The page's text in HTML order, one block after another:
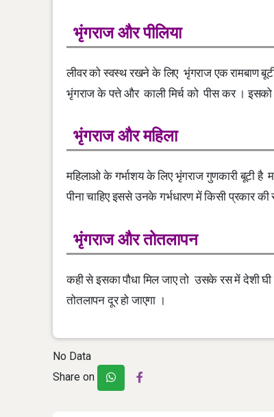
भृंगराज और पीलिया
लीवर को स्वस्थ रखने के लिए भृंगराज एक रामबाण
भृंगराज के पत्ते और काली मिर्च को पीस कर । इसको
भृंगराज और महिला
महिलाओ के गर्भाशय के लिए भृंगराज गुणकारी बूटी
पीना चाहिए इससे उनके गर्भधारण में किसी प्रकार
भृंगराज और तोतलापन
कही से इसका पौधा मिल जाए तो उसके रस में देशी
तोतलापन दूर हो जाएगा ।
No Data
Share on